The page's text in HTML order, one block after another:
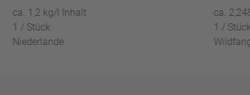
ca. 1,2 kg/l Inhalt
1 / Stück
Niederlande
ca.
1 /